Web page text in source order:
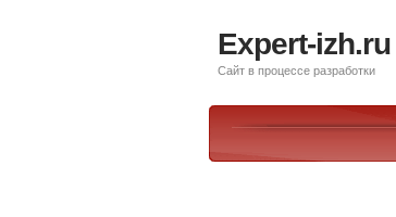
Expert-izh.ru
Сайт в процессе разработки